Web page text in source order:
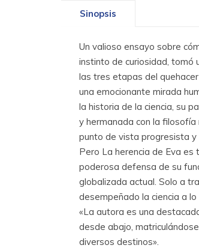
Sinopsis
Un valioso ensayo sobre
instinto de curiosidad, tomó
las tres etapas del
una emocionante mirada
la historia de la ciencia, su
y hermanada con la filosofía
punto de vista progresista y
Pero La herencia de Eva es
poderosa defensa de su
globalizada actual. Solo a
desempeñado la ciencia a
«La autora es una
desde abajo,
diversos destinos».